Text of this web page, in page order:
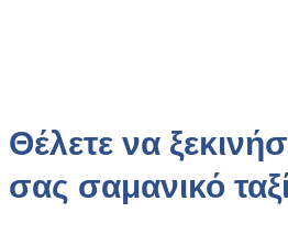
Θέλετε να
σας σαμανικό